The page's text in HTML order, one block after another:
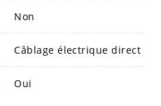
Non
Câblage électrique direct
Oui